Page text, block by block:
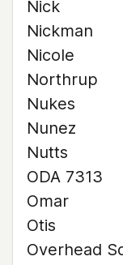
Nick
Nickman
Nicole
Northrup
Nukes
Nunez
Nutts
ODA 7313
Omar
Otis
Overhead